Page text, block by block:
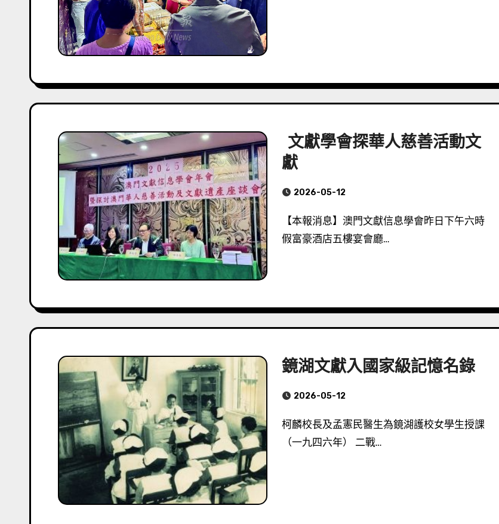
文獻學會探華人慈善活動文
獻
2026-05-12
【本報消息】澳門文獻信息學會昨日下午六時
假富豪酒店五樓宴會廳…
鏡湖文獻入國家級記憶名錄
2026-05-12
柯麟校長及孟憲民醫生為鏡湖護校女學生授課
（一九四六年） 二戰…